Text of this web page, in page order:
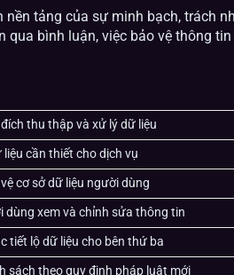
tảng của sự minh bạch, trách
bình luận, việc bảo vệ thông
thu thập và xử lý dữ liệu
cần thiết cho dịch vụ
cơ sở dữ liệu người dùng
dùng xem và chỉnh sửa thông tin
tiết lộ dữ liệu cho bên thứ ba
sách theo quy định pháp luật mới